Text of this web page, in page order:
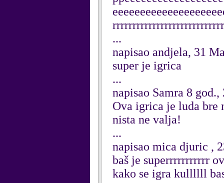
...
napisao andjela, 31
super je igrica
...
napisao Samra 8
Ova igrica je luda bre
nista ne valja!
...
napisao mica djuric ,
baš je superrrrrrrrrrr
kako se igra kullllll